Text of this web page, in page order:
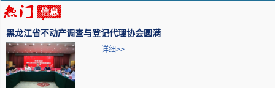
黑龙江省不动产调查与登记代理协会圆满
详细>>